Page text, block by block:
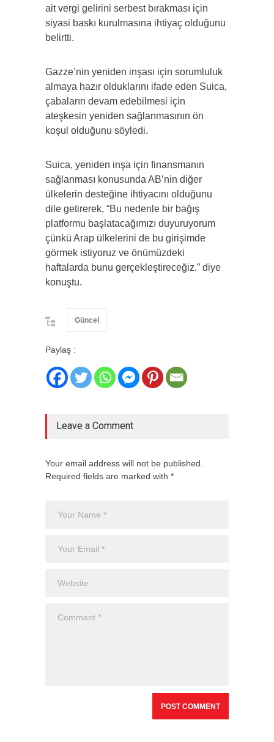
ait vergi gelirini serbest bırakması için
siyasi baskı kurulmasına ihtiyaç olduğunu
belirtti.
Gazze’nin yeniden inşası için sorumluluk
almaya hazır olduklarını ifade eden Suica,
çabaların devam edebilmesi için
ateşkesin yeniden sağlanmasının ön
koşul olduğunu söyledi.
Suica, yeniden inşa için finansmanın
sağlanması konusunda AB’nin diğer
ülkelerin desteğine ihtiyacını olduğunu
dile getirerek, “Bu nedenle bir bağış
platformu başlatacağımızı duyuruyorum
çünkü Arap ülkelerini de bu girişimde
görmek istiyoruz ve önümüzdeki
haftalarda bunu gerçekleştireceğiz.” diye
konuştu.
Güncel
Paylaş :
Leave a Comment
Your email address will not be published.
Required fields are marked with *